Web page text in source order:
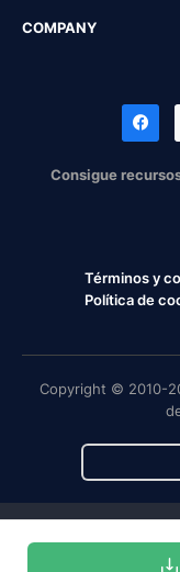
COMPANY
Consigue
Términos y
Política de
Copyright © 2010-